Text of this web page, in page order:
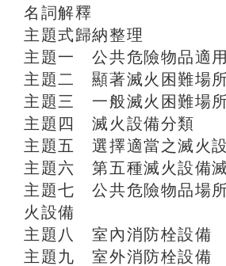
名詞解釋
主題式歸納整理
主題一 公共危險物品適
主題二 顯著滅火困難場
主題三 一般滅火困難場
主題四 滅火設備分類
主題五 選擇適當之滅火
主題六 第五種滅火設備
主題七 公共危險物品場
火設備
主題八 室內消防栓設備
主題九 室外消防栓設備